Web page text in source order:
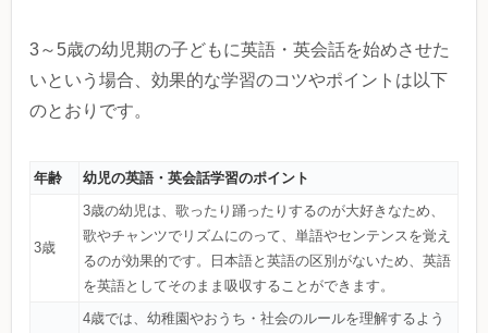
3～5歳の幼児期の子どもに英語・英会話を始めさせた
いという場合、効果的な学習のコツやポイントは以下
のとおりです。
年齢 幼児の英語・英会話学習のポイント
3歳
3歳の幼児は、歌ったり踊ったりするのが大好きなため、
歌やチャンツでリズムにのって、単語やセンテンスを覚え
るのが効果的です。日本語と英語の区別がないため、英語
を英語としてそのまま吸収することができます。
4歳では、幼稚園やおうち・社会のルールを理解するよう